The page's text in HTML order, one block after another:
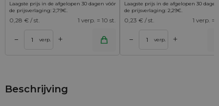
Laagste prijs in de afgelopen 30 dagen vóór
de prijsverlaging: 2,79€.
0,28 € / st. 1 verp. = 10 st.
– verp. +
Laagste prijs in de afgelopen 30
de prijsverlaging: 2,29€.
0,23 € / st. 1 verp. =
– verp. +
Toevoegen aan winkelwagen Toevoegen aan
Beschrijving